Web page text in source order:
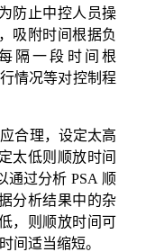
防止中控人员操
吸附时间根据负
隔一段时间根
情况等对控制程
合理，设定太高
太低则顺放时间
通过分析 PSA 顺
分析结果中的杂
，则顺放时间可
间适当缩短。